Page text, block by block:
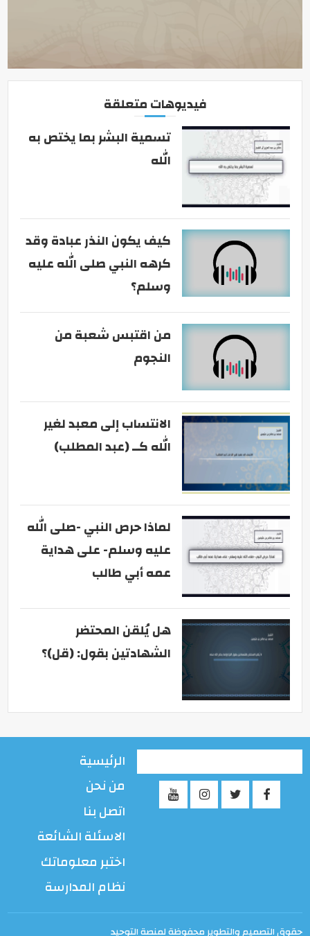
فيديوهات متعلقة
تسمية البشر بما يختص به
الله
كيف يكون النذر عبادة وقد
كرهه النبي صلى الله عليه
وسلم؟
من اقتبس شعبة من
النجوم
الانتساب إلى معبد لغير
الله كــ (عبد المطلب)
لماذا حرص النبي -صلى الله
عليه وسلم- على هداية
عمه أبي طالب
هل يُلقن المحتضر
الشهادتين بقول: (قل)؟
الرئيسية
من نحن
اتصل بنا
الاسئلة الشائعة
اختبر معلوماتك
نظام المدارسة
حقوق التصميم والتطوير محفوظة لمنصة التوحيد